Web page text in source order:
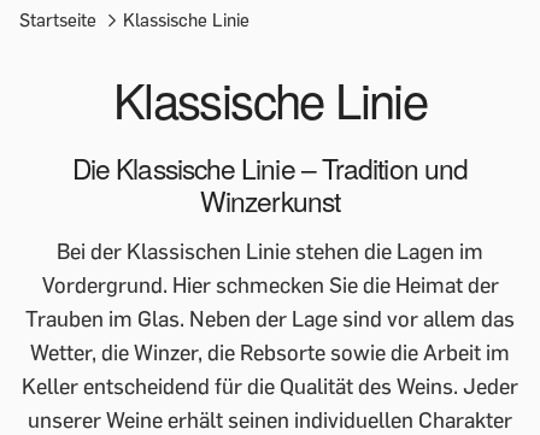
Startseite Klassische Linie
Klassische Linie
Die Klassische Linie – Tradition und
Winzerkunst
Bei der Klassischen Linie stehen die Lagen im
Vordergrund. Hier schmecken Sie die Heimat der
Trauben im Glas. Neben der Lage sind vor allem das
Wetter, die Winzer, die Rebsorte sowie die Arbeit im
Keller entscheidend für die Qualität des Weins. Jeder
unserer Weine erhält seinen individuellen Charakter